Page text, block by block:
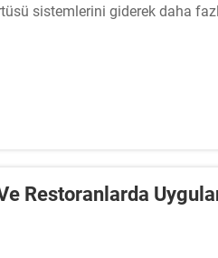
sistemlerini giderek daha
dünyada, misafirlerin
gerektirmektedir...
Restoranlarda